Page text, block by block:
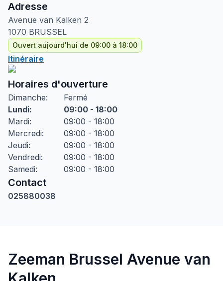
Adresse
Avenue van Kalken 2
1070 BRUSSEL
Ouvert aujourd'hui de 09:00 à 18:00
Itinéraire
Horaires d'ouverture
Dimanche:
Fermé
Lundi:
09:00 - 18:00
Mardi:
09:00 - 18:00
Mercredi:
09:00 - 18:00
Jeudi:
09:00 - 18:00
Vendredi:
09:00 - 18:00
Samedi: 09:00 - 18:00
Contact
025880038
Zeeman Brussel Avenue van